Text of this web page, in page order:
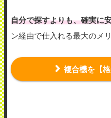
自分で探すよりも、確実に
ン経由で仕入れる最大のメ
複合機を【